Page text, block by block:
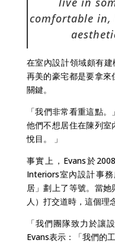
comfortable
在室內設計領域頗有建
再美的豪宅都是要拿
關鍵。
「我們非常看重這點
他們不想居住在陳列
悅目。 」
事實上，Evans於
Interiors室內設計事
居」劃上了等號。當
人）打交道時，這個理
「我們團隊致力於讓
Evans表示：「我們的